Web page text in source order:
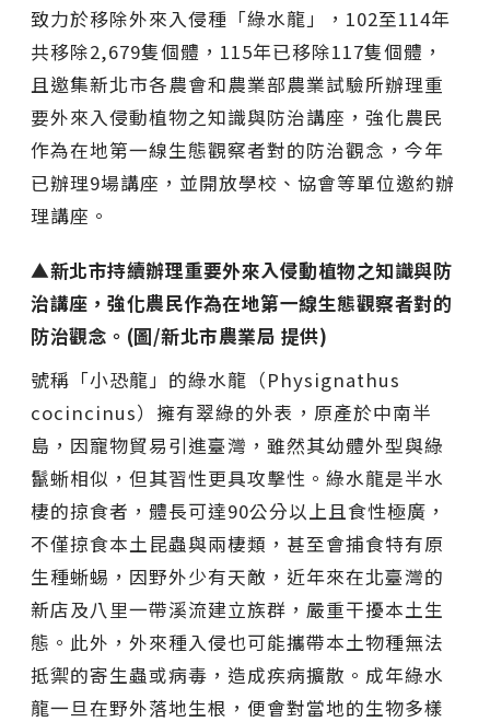
致力於移除外來入侵種「綠水龍」，102至114年
共移除2,679隻個體，115年已移除117隻個體，
且邀集新北市各農會和農業部農業試驗所辦理重
要外來入侵動植物之知識與防治講座，強化農民
作為在地第一線生態觀察者對的防治觀念，今年
已辦理9場講座，並開放學校、協會等單位邀約辦
理講座。
▲新北市持續辦理重要外來入侵動植物之知識與防
治講座，強化農民作為在地第一線生態觀察者對的
防治觀念。(圖/新北市農業局 提供)
號稱「小恐龍」的綠水龍（Physignathus
cocincinus）擁有翠綠的外表，原產於中南半
島，因寵物貿易引進臺灣，雖然其幼體外型與綠
鬣蜥相似，但其習性更具攻擊性。綠水龍是半水
棲的掠食者，體長可達90公分以上且食性極廣，
不僅掠食本土昆蟲與兩棲類，甚至會捕食特有原
生種蜥蜴，因野外少有天敵，近年來在北臺灣的
新店及八里一帶溪流建立族群，嚴重干擾本土生
態。此外，外來種入侵也可能攜帶本土物種無法
抵禦的寄生蟲或病毒，造成疾病擴散。成年綠水
龍一旦在野外落地生根，便會對當地的生物多樣